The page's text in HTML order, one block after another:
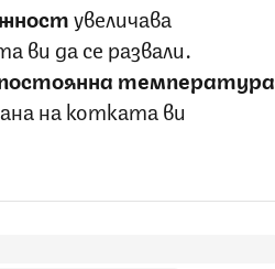
увеличава
ви да се развали.
температура
на котката ви